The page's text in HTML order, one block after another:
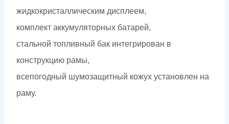
жидкокристаллическим дисплеем,
комплект аккумуляторных батарей,
стальной топливный бак интегрирован в
конструкцию рамы,
всепогодный шумозащитный кожух установлен на
раму.